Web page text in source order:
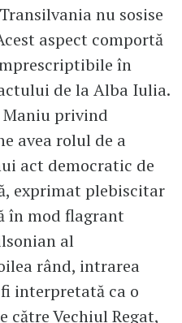
nu sosise
aspect comportă
în
de la Alba Iulia.
privind
avea rolul de a
act democratic de
exprimat plebiscitar
în mod flagrant
al
rând, intrarea
interpretată ca o
către Vechiul Regat,